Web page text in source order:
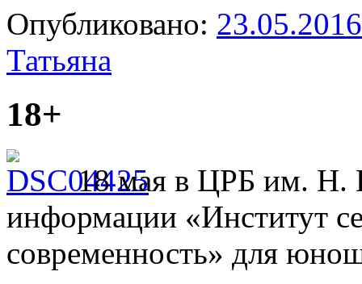
Опубликовано: 23.05.2016
Татьяна
18+
18 мая в ЦРБ им. Н.
информации «Институт
современность» для